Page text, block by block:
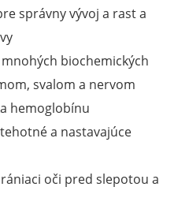
správny vývoj a rast a
biochemických
svalom a nervom
hemoglobínu
a nastavajúce
oči pred slepotou a